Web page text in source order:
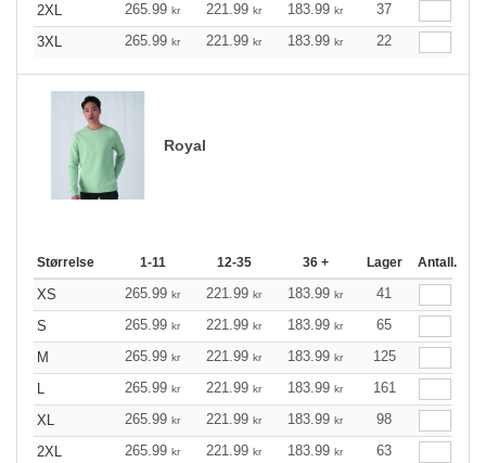
2XL
265.99 kr 221.99 kr 183.99 kr
37
3XL
265.99 kr 221.99 kr 183.99 kr 22
Royal
Størrelse 1-11 12-35 36 + Lager Antall.
XS 265.99 kr 221.99 kr 183.99 kr
41
S
265.99 kr 221.99 kr 183.99 kr
65
M
265.99 kr 221.99 kr 183.99 kr
125
L
265.99 kr 221.99 kr 183.99 kr
161
XL
265.99 kr 221.99 kr 183.99 kr
98
2XL
265.99 kr 221.99 kr 183.99 kr
63